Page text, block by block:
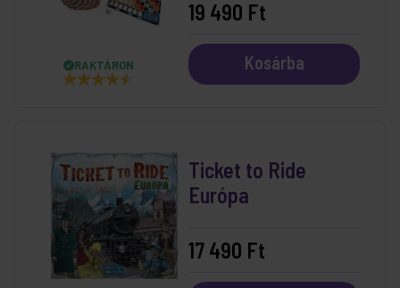
RAKTÁRON
19 490 Ft
Kosárba
Ticket to Ride
Európa
17 490 Ft